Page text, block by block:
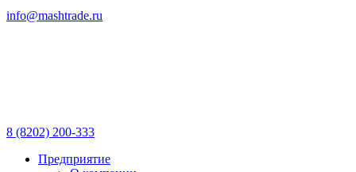
info@mashtrade.ru
8 (8202) 200-333
Предприятие